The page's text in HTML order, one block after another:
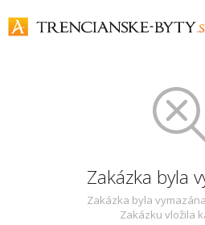
Zakázka byla
Zakázka byla
Zakázku vložila